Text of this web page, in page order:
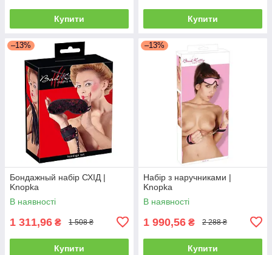
Купити Купити
–13%
Бондажный набір СХІД |
Knopka
В наявності
1 311,96 ₴ 1 508 ₴
Купити
–13%
Набір з наручниками |
Knopka
В наявності
1 990,56 ₴ 2 288 ₴
Купити